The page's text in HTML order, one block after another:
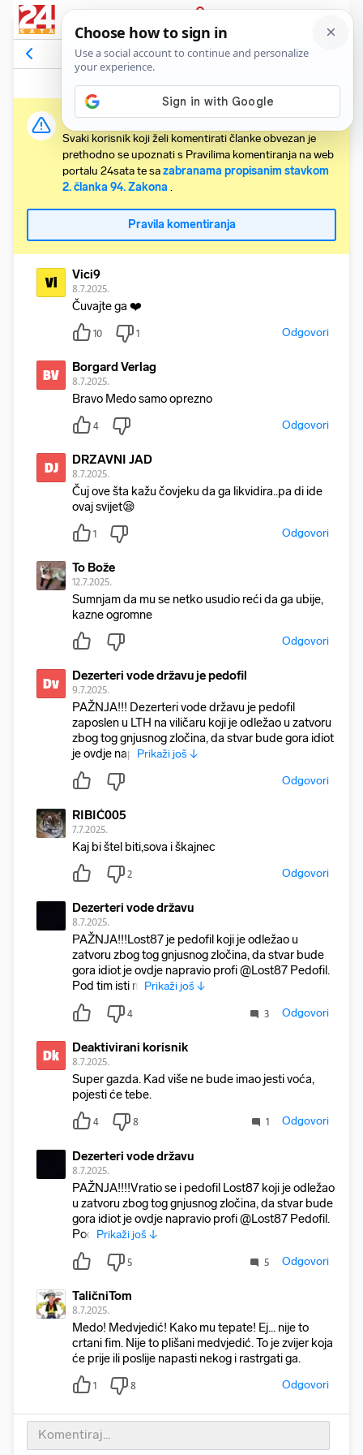
PRIJAVA
Komentari19 Relevantni
Važna obavijest:
Svaki korisnik koji želi komentirati članke obvezan je
prethodno se upoznati s Pravilima komentiranja na web
portalu 24sata te sazabranama propisanim stavkom
2. članka 94. Zakona .
Pravila komentiranja
Vi Vici9
8.7.2025.
Čuvajte ga ❤️
10 1 Odgovori
BV Borgard Verlag
8.7.2025.
Bravo Medo samo oprezno
4 Odgovori
DJ DRZAVNI JAD
8.7.2025.
Čuj ove šta kažu čovjeku da ga likvidira..pa di ide
ovaj svijet😪
1 Odgovori
To Bože
12.7.2025.
Sumnjam da mu se netko usudio reći da ga ubije,
kazne ogromne
Odgovori
Dv Dezerteri vode državu je pedofil
9.7.2025.
PAŽNJA!!! Dezerteri vode državu je pedofil
zaposlen u LTH na viličaru koji je odležao u zatvoru
zbog tog gnjusnog zločina, da stvar bude gora idiot
je ovdje nap Prikaži još ↓
Odgovori
RIBIĆ005
7.7.2025.
Kaj bi štel biti,sova i škajnec
2 Odgovori
Dezerteri vode državu
8.7.2025.
PAŽNJA!!!Lost87 je pedofil koji je odležao u
zatvoru zbog tog gnjusnog zločina, da stvar bude
gora idiot je ovdje napravio profi @Lost87 Pedofil.
Pod tim isti m Prikaži još ↓
4 3 Odgovori
Dk Deaktivirani korisnik
8.7.2025.
Super gazda. Kad više ne bude imao jesti voća,
pojesti će tebe.
4 8 1 Odgovori
Dezerteri vode državu
8.7.2025.
PAŽNJA!!!!Vratio se i pedofil Lost87 koji je odležao
u zatvoru zbog tog gnjusnog zločina, da stvar bude
gora idiot je ovdje napravio profi @Lost87 Pedofil.
Pod Prikaži još ↓
5 5 Odgovori
TaličniTom
8.7.2025.
Medo! Medvjedić! Kako mu tepate! Ej... nije to
crtani fim. Nije to plišani medvjedić. To je zvijer koja
će prije ili poslije napasti nekog i rastrgati ga.
1 8 Odgovori